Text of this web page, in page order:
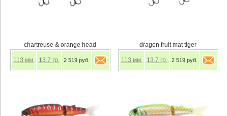
chartreuse & orange head
113 мм. 13.7 гр. 2 519 руб.
dragon fruit mat tiger
113 мм. 13.7 гр. 2 519 руб.